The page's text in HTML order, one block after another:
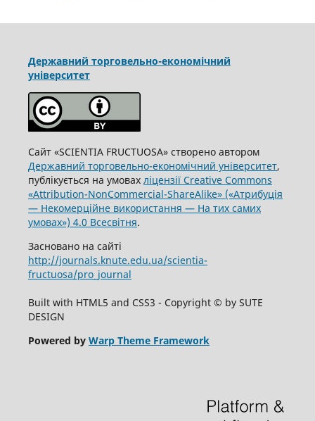
Державний торговельно-економічний
університет
Сайт «SCIENTIA FRUCTUOSA» створено автором
Державний торговельно-економічний університет,
публікується на умовах ліцензії Creative Commons
«Attribution-NonCommercial-ShareAlike» («Атрибуція
— Некомерційне використання — На тих самих
умовах») 4.0 Всесвітня.
Засновано на сайті
http://journals.knute.edu.ua/scientia-
fructuosa/pro_journal
Built with HTML5 and CSS3 - Copyright © by SUTE
DESIGN
Powered by Warp Theme Framework